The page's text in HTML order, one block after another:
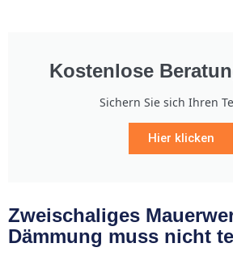
Kostenlose
Sichern Sie sich Ihren
Hier klicken
Zweischaliges
Dämmung muss nicht